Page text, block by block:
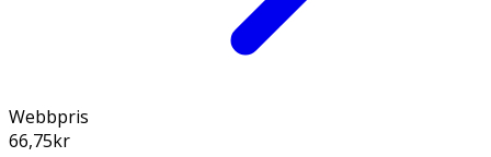
Webbpris
66,75kr